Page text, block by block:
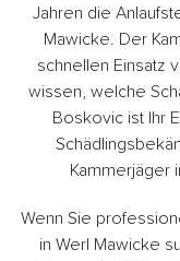
Jahren die
Mawicke. Der
schnellen Einsatz
wissen, welche
Boskovic ist Ihr
Kammerjäger
Wenn Sie
in Werl Mawicke